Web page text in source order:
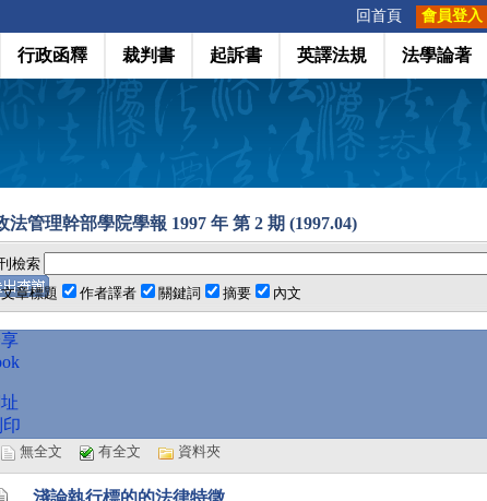
回首頁 會員登入
行政函釋 裁判書 起訴書 英譯法規 法學論著
法管理幹部學院學報 1997 年 第 2 期 (1997.04)
檢索
文章標題
作者譯者 關鍵詞 摘要 內文
無全文 有全文 資料夾
淺論執行標的的法律特徵